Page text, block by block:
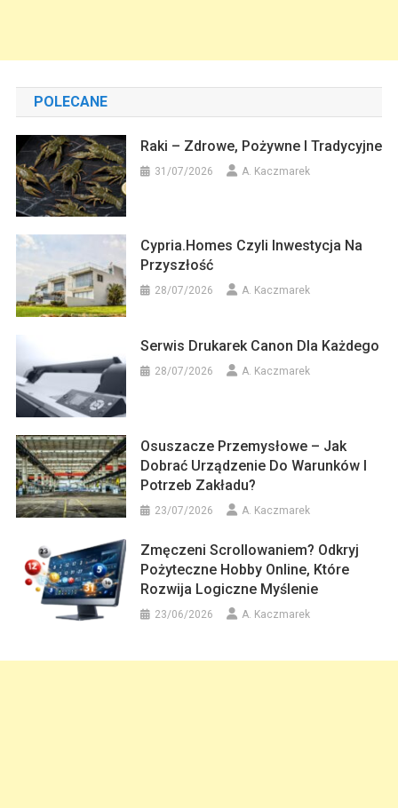
POLECANE
Raki – Zdrowe, Pożywne I Tradycyjne
31/07/2026 A. Kaczmarek
Cypria.homes Czyli Inwestycja Na
Przyszłość
28/07/2026 A. Kaczmarek
Serwis Drukarek Canon Dla Każdego
28/07/2026 A. Kaczmarek
Osuszacze Przemysłowe – Jak
Dobrać Urządzenie Do Warunków I
Potrzeb Zakładu?
23/07/2026 A. Kaczmarek
Zmęczeni Scrollowaniem? Odkryj
Pożyteczne Hobby Online, Które
Rozwija Logiczne Myślenie
23/06/2026 A. Kaczmarek